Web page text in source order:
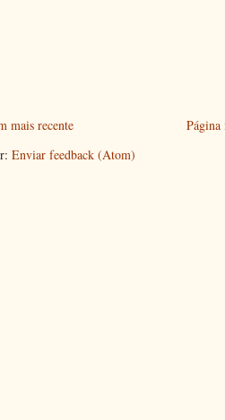
mais recente
Enviar feedback (Atom)